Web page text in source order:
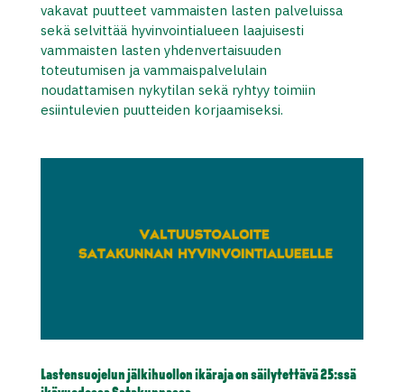
vakavat puutteet vammaisten lasten palveluissa
sekä selvittää hyvinvointialueen laajuisesti
vammaisten lasten yhdenvertaisuuden
toteutumisen ja vammaispalvelulain
noudattamisen nykytilan sekä ryhtyy toimiin
esiintulevien puutteiden korjaamiseksi.
Lastensuojelun jälkihuollon ikäraja on säilytettävä 25:ssä